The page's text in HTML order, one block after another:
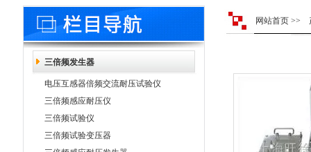
三倍频发生器
电压互感器倍频交流耐压试验仪
三倍频感应耐压仪
三倍频试验仪
三倍频试验变压器
网站首页 >>